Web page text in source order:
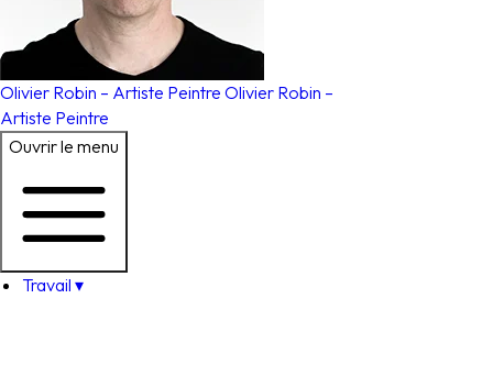
Olivier Robin – Artiste Peintre Olivier Robin –
Artiste Peintre
Ouvrir le menu
Travail ▾